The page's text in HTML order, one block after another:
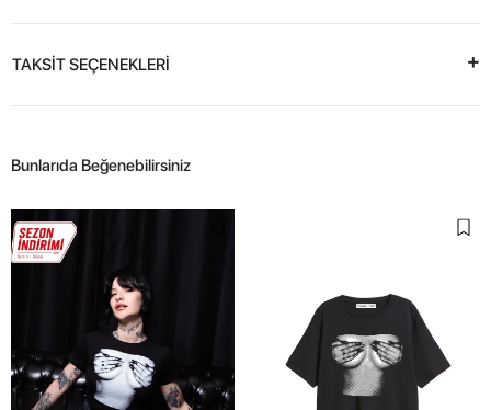
TAKSİT SEÇENEKLERİ
Bunlarıda Beğenebilirsiniz